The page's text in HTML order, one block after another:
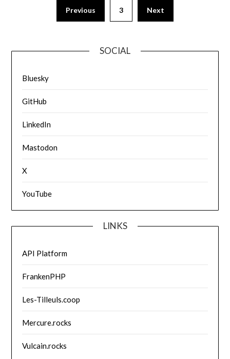
Previous 3 Next
SOCIAL
Bluesky
GitHub
LinkedIn
Mastodon
X
YouTube
LINKS
API Platform
FrankenPHP
Les-Tilleuls.coop
Mercure.rocks
Vulcain.rocks